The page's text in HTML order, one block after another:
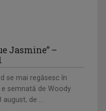
6, nivel A 1 / VIDEO
Jasmine” –
se mai regăsesc în
semnată de Woody
august, de ...